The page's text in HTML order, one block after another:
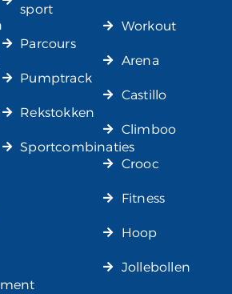
sport
Parcours
Pumptrack
Rekstokken
Sportcombinaties
Workout
Arena
Castillo
Climboo
Crooc
Fitness
Hoop
Jollebollen